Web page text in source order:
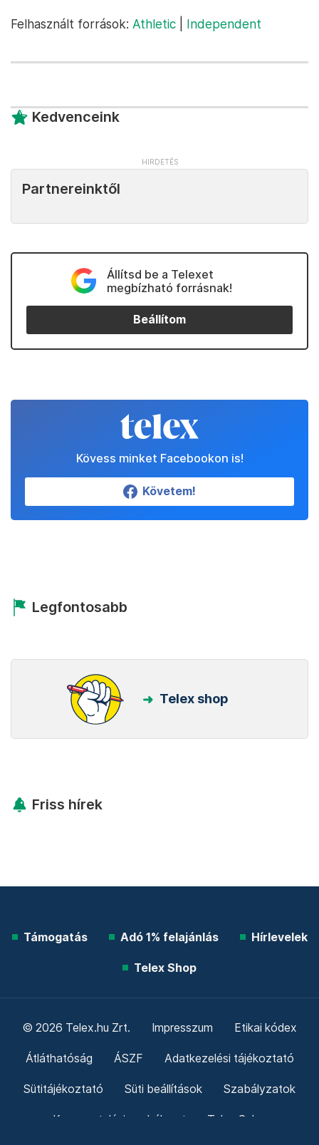
Felhasznált források: Athletic Independent
Kedvenceink
Partnereinktől
Állítsd be a Telexet
megbízható forrásnak!
Beállítom
Kövess minket Facebookon is!
Követem!
Legfontosabb
Telex shop
Friss hírek
Támogatás Adó 1% felajánlás Hírlevelek
Telex Shop
© 2026 Telex.hu Zrt. Impresszum Etikai kódex
Átláthatóság ÁSZF Adatkezelési tájékoztató
Sütitájékoztató Süti beállítások Szabályzatok
Kommentelési szabályzat Telex Sales